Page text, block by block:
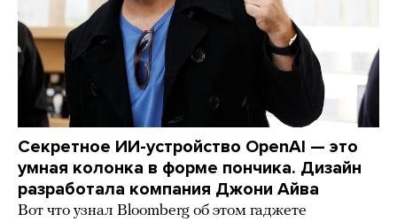
Секретное ИИ-устройство OpenAI — это
умная колонка в форме пончика. Дизайн
разработала компания Джони Айва
Вот что узнал Bloomberg об этом гаджете